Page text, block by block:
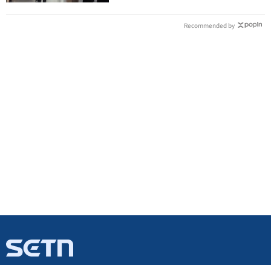
Recommended by